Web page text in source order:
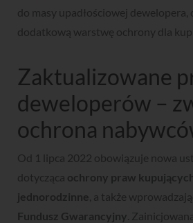
do masy upadłościowej dewelopera,
dodatkową warstwę ochrony dla
Zaktualizowane
deweloperów –
ochrona
Od 1 lipca 2022 obowiązuje nowa
dotycząca ochrony praw
jednorodzinne , a także
Fundusz Gwarancyjny .